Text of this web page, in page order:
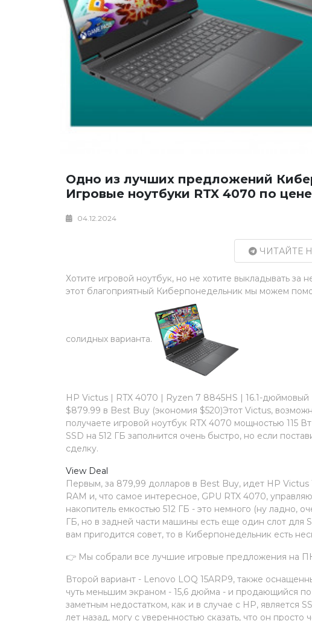
Одно из лучших предложений
Игровые ноутбуки RTX 4070 по
04.12.2024
ЧИТАЙТЕ
Хотите игровой ноутбук, но не хотите выкладывать
этот благоприятный Киберпонедельник мы можем
солидных варианта.
HP Victus | RTX 4070 | Ryzen 7 8845HS | 16.1-дюймовый
$879.99 в Best Buy (экономия $520)Этот Victus,
получаете игровой ноутбук RTX 4070 мощностью 115
SSD на 512 ГБ заполнится очень быстро, но если
сделку.
View Deal
Первым, за 879,99 долларов в Best Buy, идет HP
RAM и, что самое интересное, GPU RTX 4070,
накопитель емкостью 512 ГБ - это немного (ну ладно,
ГБ, но в задней части машины есть еще один слот для
вам пригодится совет, то в Киберпонедельник есть
👉 Мы собрали все лучшие игровые предложения на
Второй вариант - Lenovo LOQ 15ARP9, также
чуть меньшим экраном - 15,6 дюйма - и продающийся
заметным недостатком, как и в случае с HP, является
лет назад, могу с уверенностью сказать, что он